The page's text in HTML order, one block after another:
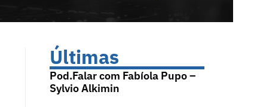
Últimas
Pod.Falar com Fabíola Pupo –
Sylvio Alkimin